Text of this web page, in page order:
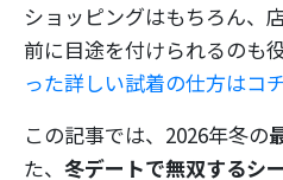
ショッピングはもちろん、
前に目途を付けられるのも
った詳しい試着の仕方はコ
この記事では、2026年冬の
た、 冬デートで無双するシ